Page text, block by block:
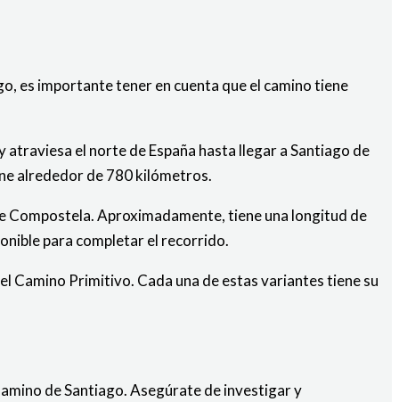
es importante tener en cuenta que el camino tiene
atraviesa el norte de España hasta llegar a Santiago de
alrededor de 780 kilómetros.
Compostela. Aproximadamente, tiene una longitud de
para completar el recorrido.
Camino Primitivo. Cada una de estas variantes tiene su
de Santiago. Asegúrate de investigar y